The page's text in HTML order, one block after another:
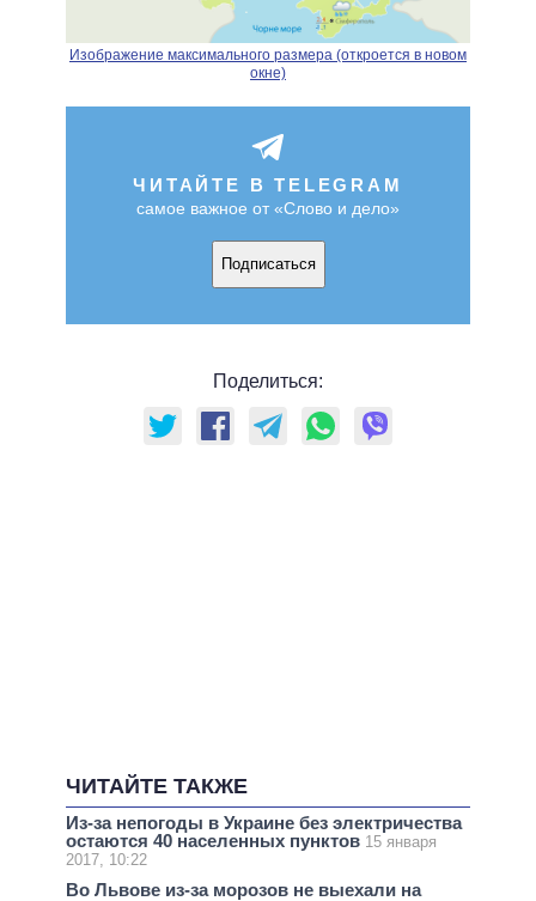
Изображение максимального размера (откроется в новом
окне)
ЧИТАЙТЕ В TELEGRAM
самое важное от «Слово и дело»
Подписаться
Поделиться:
ЧИТАЙТЕ ТАКЖЕ
Из-за непогоды в Украине без электричества
остаются 40 населенных пунктов 15 января
2017, 10:22
Во Львове из-за морозов не выехали на